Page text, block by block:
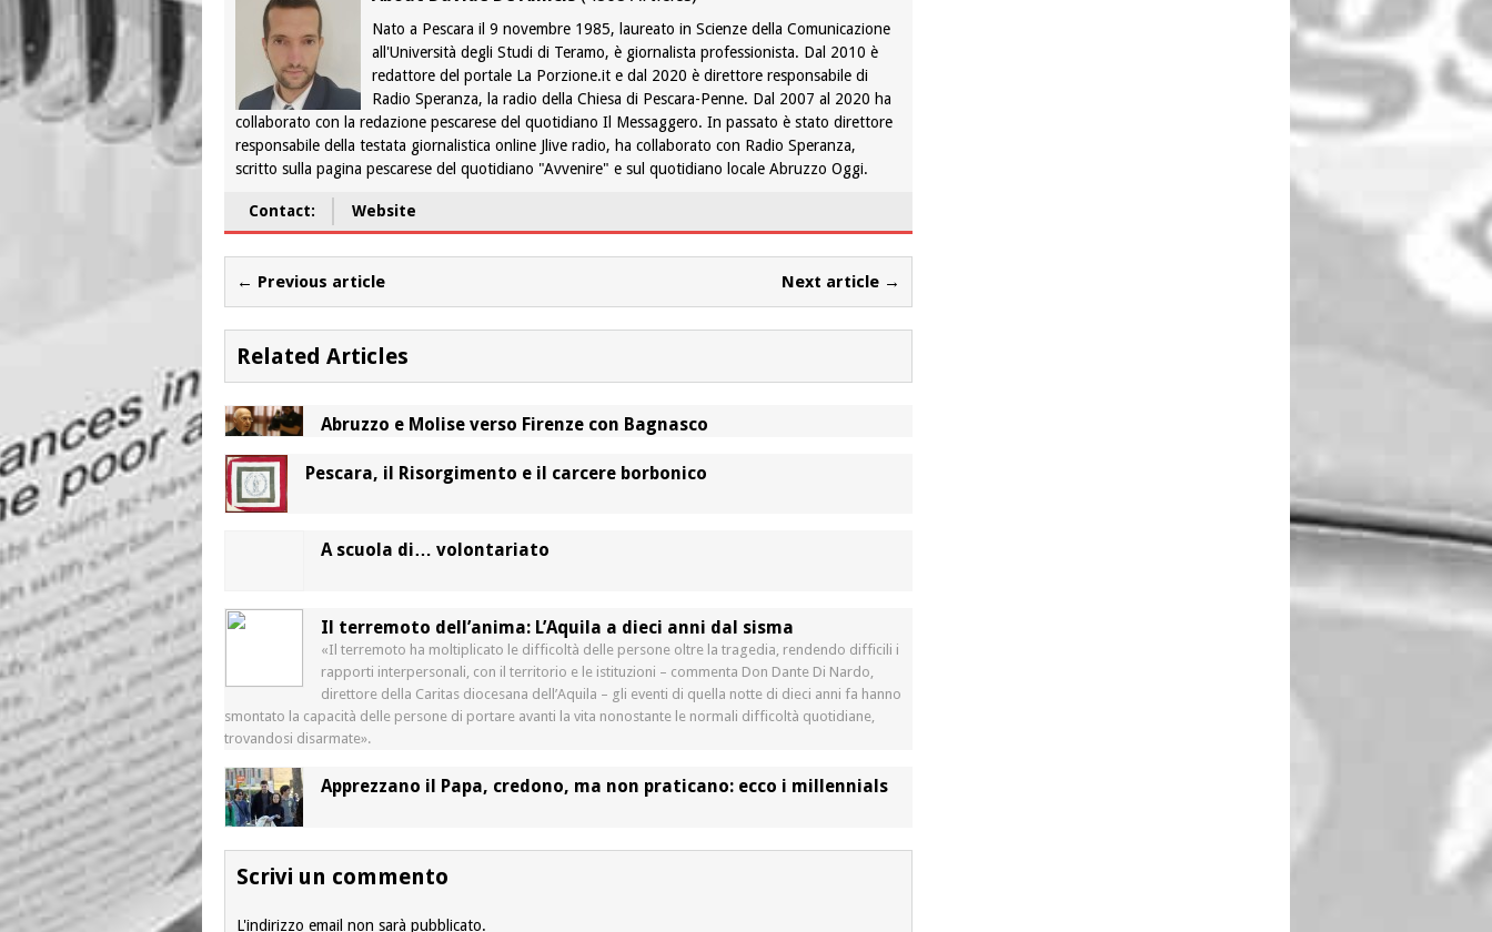
Nato a Pescara il 9 novembre 1985, laureato in Scienze della Comunicazione
all'Università degli Studi di Teramo, è giornalista professionista. Dal 2010 è
redattore del portale La Porzione.it e dal 2020 è direttore responsabile di
Radio Speranza, la radio della Chiesa di Pescara-Penne. Dal 2007 al 2020 ha
collaborato con la redazione pescarese del quotidiano Il Messaggero. In passato è stato direttore
responsabile della testata giornalistica online Jlive radio, ha collaborato con Radio Speranza,
scritto sulla pagina pescarese del quotidiano "Avvenire" e sul quotidiano locale Abruzzo Oggi.
Contact: Website
← Previous article Next article →
Related Articles
Abruzzo e Molise verso Firenze con Bagnasco
Pescara, il Risorgimento e il carcere borbonico
A scuola di… volontariato
Il terremoto dell’anima: L’Aquila a dieci anni dal sisma
«Il terremoto ha moltiplicato le difficoltà delle persone oltre la tragedia, rendendo difficili i
rapporti interpersonali, con il territorio e le istituzioni – commenta Don Dante Di Nardo,
direttore della Caritas diocesana dell’Aquila – gli eventi di quella notte di dieci anni fa hanno
smontato la capacità delle persone di portare avanti la vita nonostante le normali difficoltà quotidiane,
trovandosi disarmate».
Apprezzano il Papa, credono, ma non praticano: ecco i millennials
Scrivi un commento
L'indirizzo email non sarà pubblicato.